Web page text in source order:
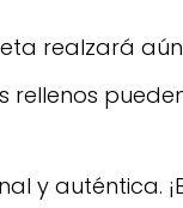
realzará
rellenos
y auténtica.